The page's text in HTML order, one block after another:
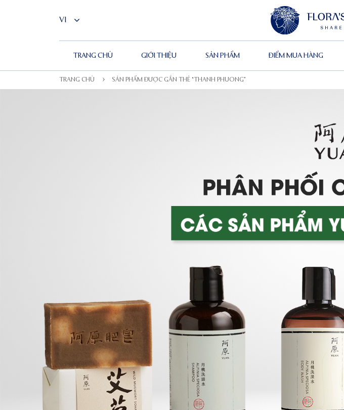
TRANG CHỦ GIỚI THIỆU SẢN PHẨM ĐIỂM MUA HÀNG
TRANG CHỦ SẢN PHẨM ĐƯỢC GẮN THẺ “THANH PHUONG”